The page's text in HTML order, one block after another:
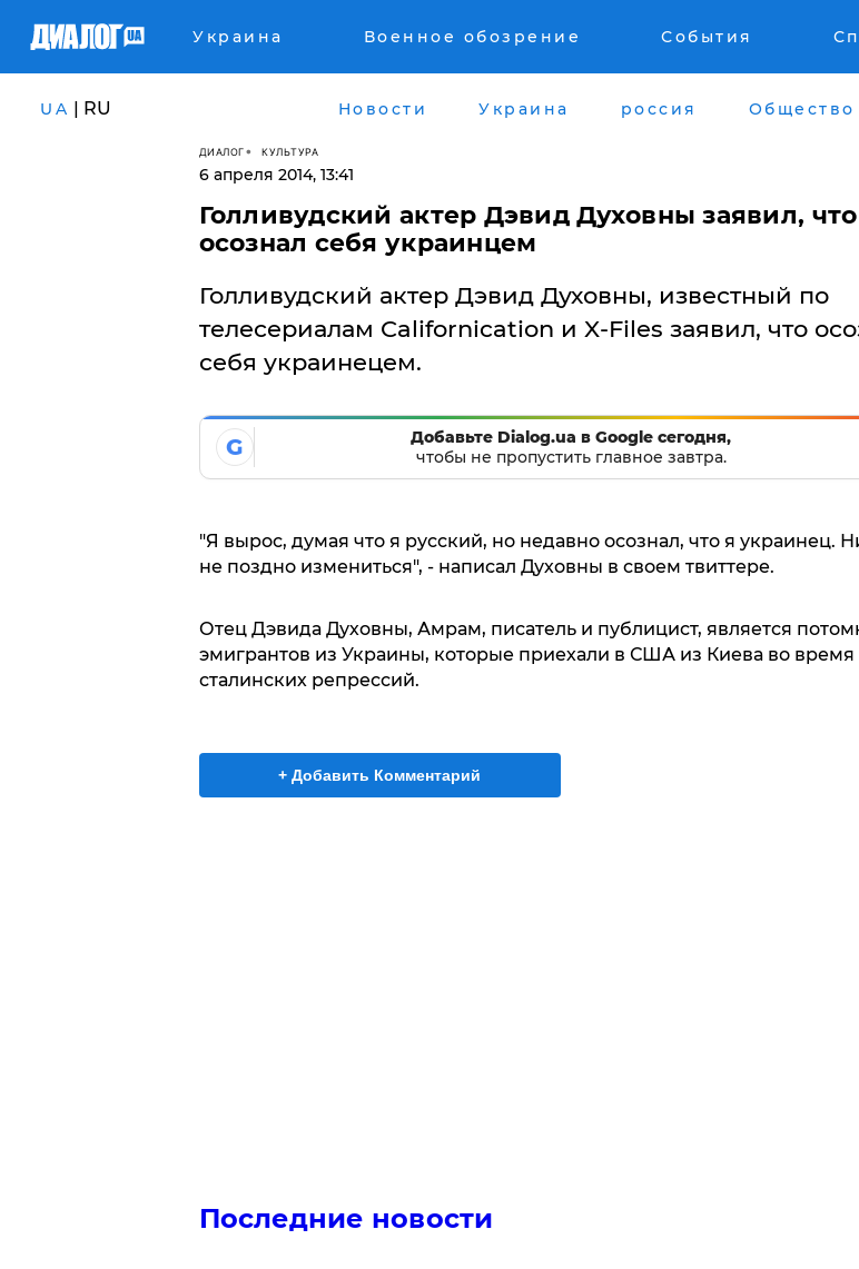
Украина Военное обозрение События
UA | RU Новости Украина россия Общество
ДИАЛОГ КУЛЬТУРА
6 апреля 2014, 13:41
Голливудский актер Дэвид Духовны заявил, что
осознал себя украинцем
Голливудский актер Дэвид Духовны, известный по
телесериалам Californication и X-Files заявил, что
себя украинецем.
G
Добавьте Dialog.ua в Google сегодня,
чтобы не пропустить главное завтра.
"Я вырос, думая что я русский, но недавно осознал, что я украинец.
не поздно измениться", - написал Духовны в своем твиттере.
Отец Дэвида Духовны, Амрам, писатель и публицист, является
эмигрантов из Украины, которые приехали в США из Киева во время
сталинских репрессий.
+ Добавить Комментарий
Последние новости